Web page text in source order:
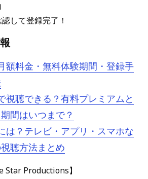
して登録完了！
額料金・無料体験期間・登録手
視聴できる？有料プレミアムと
間はいつまで？
は？テレビ・アプリ・スマホな
聴方法まとめ
Star Productions】